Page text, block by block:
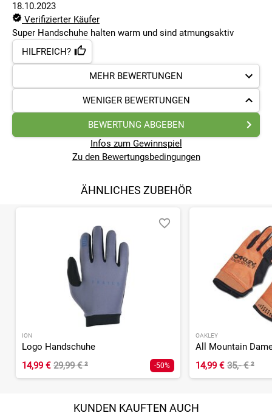
18.10.2023
Verifizierter Käufer
Super Handschuhe halten warm und sind atmungsaktiv
HILFREICH?
MEHR BEWERTUNGEN
WENIGER BEWERTUNGEN
BEWERTUNG ABGEBEN
Infos zum Gewinnspiel
Zu den Bewertungsbedingungen
ÄHNLICHES ZUBEHÖR
ION
Logo Handschuhe
14,99 € 29,99 €² -50%
OAKLEY
14,99 € 35,- €²
KUNDEN KAUFTEN AUCH